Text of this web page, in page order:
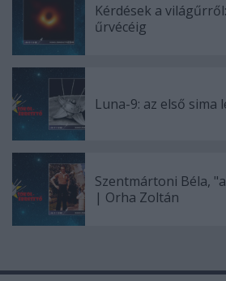
Kérdések a
űrvécéig
Luna-9: az első sima
Szentmártoni Béla,
| Orha Zoltán